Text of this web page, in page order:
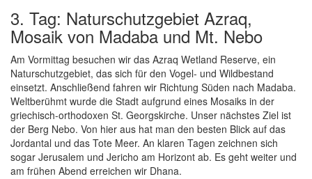
3. Tag: Naturschutzgebiet Azraq,
Mosaik von Madaba und Mt. Nebo
Am Vormittag besuchen wir das Azraq Wetland Reserve, ein
Naturschutzgebiet, das sich für den Vogel- und Wildbestand
einsetzt. Anschließend fahren wir Richtung Süden nach Madaba.
Weltberühmt wurde die Stadt aufgrund eines Mosaiks in der
griechisch-orthodoxen St. Georgskirche. Unser nächstes Ziel ist
der Berg Nebo. Von hier aus hat man den besten Blick auf das
Jordantal und das Tote Meer. An klaren Tagen zeichnen sich
sogar Jerusalem und Jericho am Horizont ab. Es geht weiter und
am frühen Abend erreichen wir Dhana.